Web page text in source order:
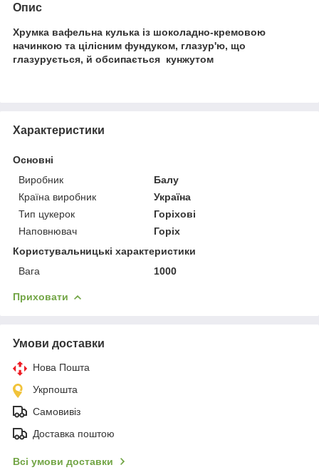
Опис
Хрумка вафельна кулька із шоколадно-кремовою
начинкою та цілісним фундуком, глазур'ю, що
глазурується, й обсипається кунжутом
Характеристики
Основні
Виробник
Балу
Країна виробник
Україна
Тип цукерок
Горіхові
Наповнювач
Горіх
Користувальницькі характеристики
Вага
1000
Приховати
Умови доставки
Нова Пошта
Укрпошта
Самовивіз
Доставка поштою
Всі умови доставки